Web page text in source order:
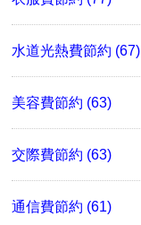
水道光熱費節約 (67)
美容費節約 (63)
交際費節約 (63)
通信費節約 (61)